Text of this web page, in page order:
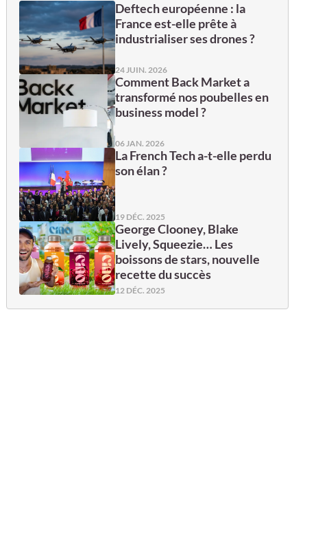
Deftech européenne : la
France est-elle prête à
industrialiser ses drones ?
24 JUIN. 2026
Comment Back Market a
transformé nos poubelles en
business model ?
06 JAN. 2026
La French Tech a-t-elle perdu
son élan ?
19 DÉC. 2025
George Clooney, Blake
Lively, Squeezie… Les
boissons de stars, nouvelle
recette du succès
12 DÉC. 2025